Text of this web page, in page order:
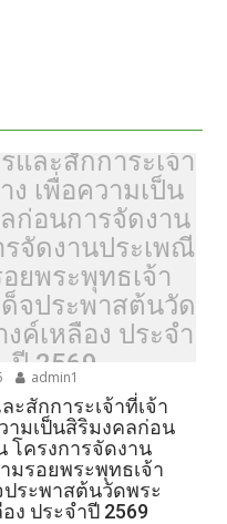
และสักการะเจ้า
ง เพื่อความเป็น
ก่อนการจัดงาน
รจัดงานประเพณี
ยพระพุทธเจ้า
ด็จประพาสต้นวัด
ค์เหลือง ประจำ
ปี 2569
admin1
ะสักการะเจ้าที่เจ้า
ามเป็นสิริมงคลก่อน
โครงการจัดงาน
มรอยพระพุทธเจ้า
ประพาสต้นวัดพระ
ง ประจำปี 2569